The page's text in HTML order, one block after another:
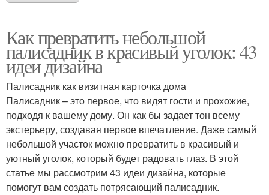
Как превратить небольшой
палисадник в красивый уголок: 43
идеи дизайна
Палисадник как визитная карточка дома
Палисадник – это первое, что видят гости и прохожие,
подходя к вашему дому. Он как бы задает тон всему
экстерьеру, создавая первое впечатление. Даже самый
небольшой участок можно превратить в красивый и
уютный уголок, который будет радовать глаз. В этой
статье мы рассмотрим 43 идеи дизайна, которые
помогут вам создать потрясающий палисадник.